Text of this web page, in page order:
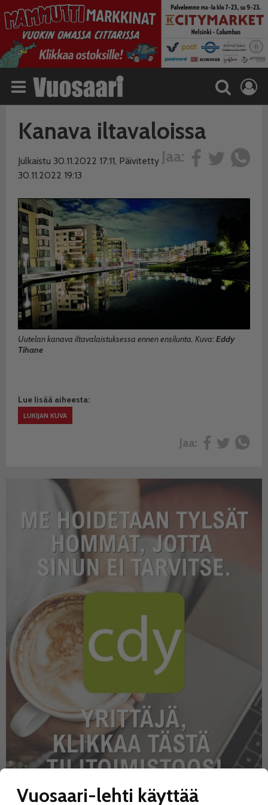
Kanava iltavaloissa
Jaa:
Julkaistu 30.11.2022 17:11, Päivitetty
30.11.2022 19:13
Uutelan kanava iltavalaistuksessa ennen ensilunta. Kuva:Eddy
Tihane
Lue lisää aiheesta:
LUKIJAN KUVA
Jaa:
Vuosaari-lehti käyttää